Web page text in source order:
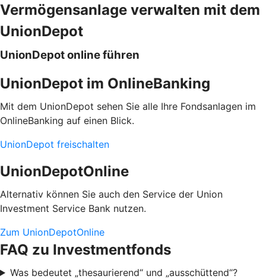
Vermögensanlage verwalten mit dem
UnionDepot
UnionDepot online führen
UnionDepot im OnlineBanking
Mit dem UnionDepot sehen Sie alle Ihre Fondsanlagen im
OnlineBanking auf einen Blick.
UnionDepot freischalten
UnionDepotOnline
Alternativ können Sie auch den Service der Union
Investment Service Bank nutzen.
Zum UnionDepotOnline
FAQ zu Investmentfonds
Was bedeutet „thesaurierend“ und „ausschüttend“?